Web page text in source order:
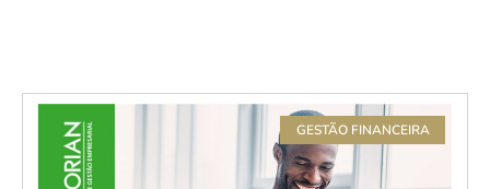
GESTÃO FINANCEIRA